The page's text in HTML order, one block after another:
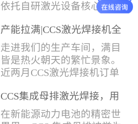
依托自研激光设备核心技
环挤压成型机、多功能锡环
卷绕成型机，两套专业锡环
制备设备，预制标准化锡环
搭配激光定点熔锡工艺，从
方位解决精密电子量产焊接
痛点。预制锡环焊接工艺预
制锡环焊接工艺，核心优势
产能拉满|CCS激光焊接机全
力量产冲刺
走进我们的生产车间，满目
皆是热火朝天的繁忙景象。
近两月CCS激光焊接机订单
和，全员火力全开，全力奔
赴交付节点，用硬核产能响
CCS集成母排激光焊接，用
微米级工艺守护新能源电池
生命线
在新能源动力电池的精密世